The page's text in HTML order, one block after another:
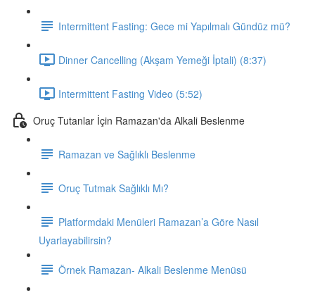
Intermittent Fasting: Gece mi Yapılmalı Gündüz mü?
Dinner Cancelling (Akşam Yemeği İptali) (8:37)
Intermittent Fasting Video (5:52)
Oruç Tutanlar İçin Ramazan'da Alkali Beslenme
Ramazan ve Sağlıklı Beslenme
Oruç Tutmak Sağlıklı Mı?
Platformdaki Menüleri Ramazan’a Göre Nasıl
Uyarlayabilirsin?
Örnek Ramazan- Alkali Beslenme Menüsü